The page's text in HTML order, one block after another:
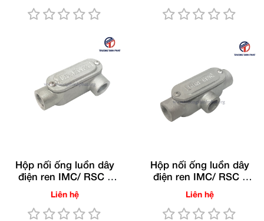
Hộp nối ống luồn dây
điện ren IMC/ RSC -
LR(Gang nhúng nóng)
Liên hệ
Hộp nối ống luồn dây
điện ren IMC/ RSC -
T(Gang nhúng nóng)
Liên hệ